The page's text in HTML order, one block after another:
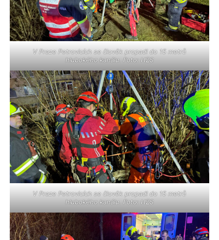
V Praze Petrovicích se člověk propadl do 15 metrů
hlubokého kanálu. Foto: HZS
V Praze Petrovicích se člověk propadl do 15 metrů
hlubokého kanálu. Foto: HZS